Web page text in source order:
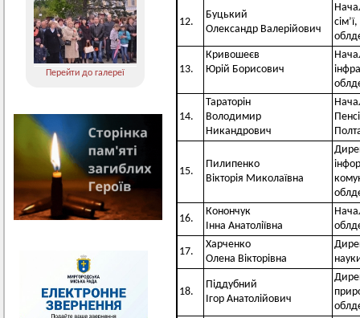
Перейти до галереї
12.
Буцький
Олександр Валерійович
13.
Кривошеєв
Юрій Борисович
14.
Тараторін
Володимир
Никандрович
15.
Пилипенко
Вікторія Миколаївна
16.
Конончук
Інна Анатоліївна
17.
Харченко
Олена Вікторівна
18.
Піддубний
Ігор Анатолійович